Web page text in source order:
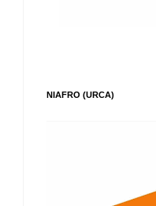
NIAFRO (URCA)